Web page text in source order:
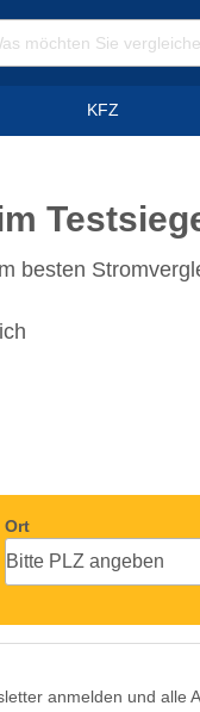
KFZ
besten
Ort
anmelden und alle